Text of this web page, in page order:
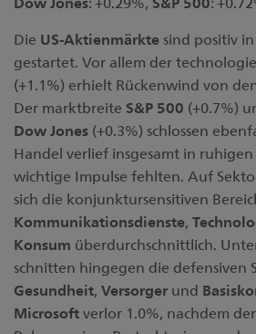
Die US-Aktienmärktesind positiv
gestartet. Vor allem der
(+1.1%) erhielt Rückenwind von
Der marktbreite S&P 500 (+0.7%)
DowJones (+0.3%) schlossen
Handel verlief insgesamt in
wichtige Impulse fehlten. Auf
sich die konjunktursensitiven
Kommunikationsdienste,
Konsum überdurchschnittlich.
schnitten hingegen die defensiven
Gesundheit, Versorger und
Microsoftverlor 1.0%, nachdem